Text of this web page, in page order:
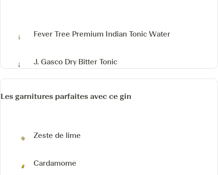
Fever Tree Premium Indian Tonic Water
J. Gasco Dry Bitter Tonic
Les garnitures parfaites avec ce gin
Zeste de lime
Cardamome